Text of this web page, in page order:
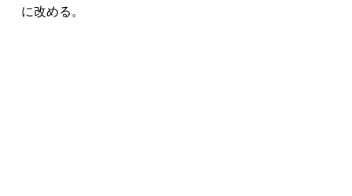
に改める。